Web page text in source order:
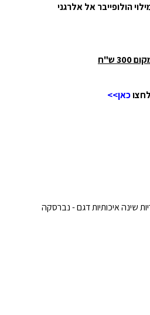
כאן>>
הסבר על המוצר סט 2 כריות שינה איכותיות דגם - נברסקה